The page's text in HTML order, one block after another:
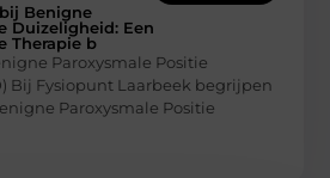
Benigne
Duizeligheid: Een
Therapie b
Paroxysmale Positie
Bij Fysiopunt Laarbeek begrijpen
Paroxysmale Positie